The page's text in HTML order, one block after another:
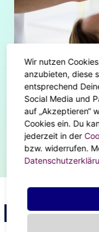
BODY & SOUL
Brauchst du
neue Jahr?
Finde
Wir nutzen
anzubieten, diese
entsprechend
Social Media und
auf „Akzeptieren“
Cookies ein. Du
jederzeit in der
bzw. widerrufen.